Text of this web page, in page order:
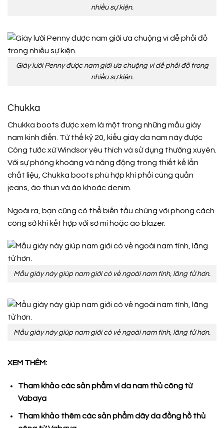
nhiều sự kiện.
Giày lười Penny được nam giới ưa chuộng vì dễ phối đồ trong
nhiều sự kiện.
Chukka
Chukka boots được xem là một trong những mẫu giày
nam kinh điển. Từ thế kỷ 20, kiểu giày da nam này được
Công tước xứ Windsor yêu thích và sử dụng thường xuyên.
Với sự phóng khoáng và năng động trong thiết kế lẫn
chất liệu, Chukka boots phù hợp khi phối cùng quần
jeans, áo thun và áo khoác denim.
Ngoài ra, bạn cũng có thể biến tấu chúng với phong cách
công sở khi kết hợp với sơ mi hoặc áo blazer.
Mẫu giày này giúp nam giới có vẻ ngoài nam tính, lãng tử hơn.
Mẫu giày này giúp nam giới có vẻ ngoài nam tính, lãng tử hơn.
XEM THÊM:
Tham khảo các sản phẩm ví da nam thủ công từ
Vabaya
Tham khảo thêm các sản phẩm dây da đồng hồ thủ